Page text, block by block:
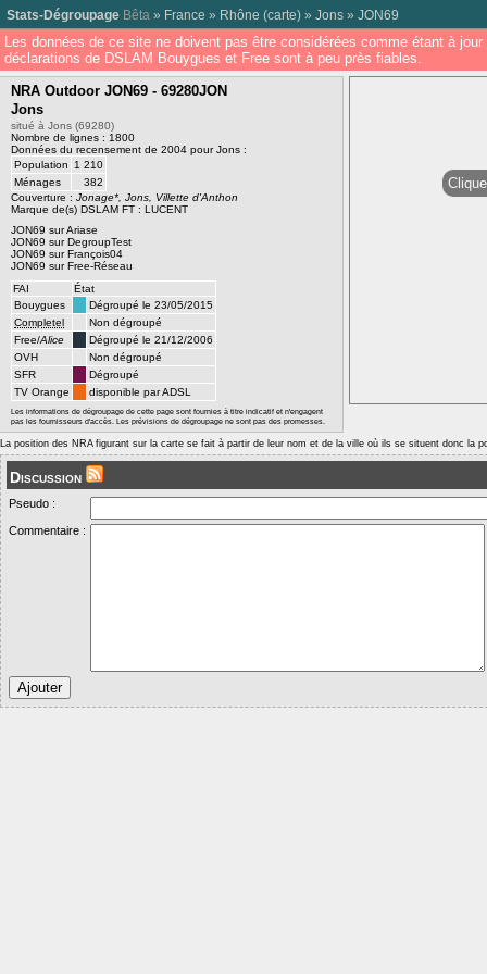
Stats-Dégroupage Bêta » France » Rhône (carte) » Jons » JON69
Les données de ce site ne doivent pas être considérées comme étant à
déclarations de DSLAM Bouygues et Free sont à peu près fiables.
NRA Outdoor JON69 - 69280JON
Jons
situé à Jons (69280)
Nombre de lignes : 1800
Données du recensement de 2004 pour Jons :
Population
1 210
Ménages
382
Couverture : Jonage*, Jons, Villette d'Anthon
Marque de(s) DSLAM FT : LUCENT
JON69 sur Ariase
JON69 sur DegroupTest
JON69 sur François04
JON69 sur Free-Réseau
FAI
État
Bouygues
Dégroupé le 23/05/2015
Completel
Non dégroupé
Free/Alice
Dégroupé le 21/12/2006
OVH
Non dégroupé
SFR
Dégroupé
TV Orange
disponible par ADSL
Les informations de dégroupage de cette page sont fournies à titre indicatif et n'engagent
pas les fournisseurs d'accès. Les prévisions de dégroupage ne sont pas des promesses.
La position des NRA figurant sur la carte se fait à partir de leur nom et de la ville où ils se situent donc la
Discussion
Pseudo :
Commentaire :